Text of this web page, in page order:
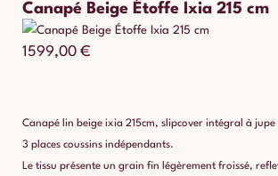
Canapé Beige Étoffe Ixia 215 cm
1599,00 €
Canapé lin beige ixia 215cm, slipcover intégral à
3 places coussins indépendants.
Le tissu présente un grain fin légèrement froissé,